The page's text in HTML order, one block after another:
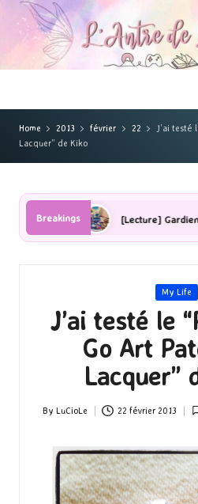
Home 2013 février 22
J’ai testé
Lacquer” de Kiko
Breakings [Lecture] Gardiens des
Posted
My Life
J’ai testé le
Go Art
Lacquer”
Posted
By LuCioLe 22 février 2013